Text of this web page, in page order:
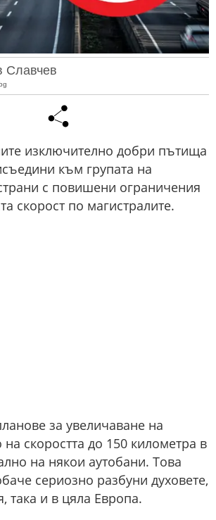
Славчев
изключително добри пътища
към групата на
с повишени ограничения
скорост по магистралите.
за увеличаване на
скоростта до 150 километра в
на някои аутобани. Това
сериозно разбуни духовете,
така и в цяла Европа.